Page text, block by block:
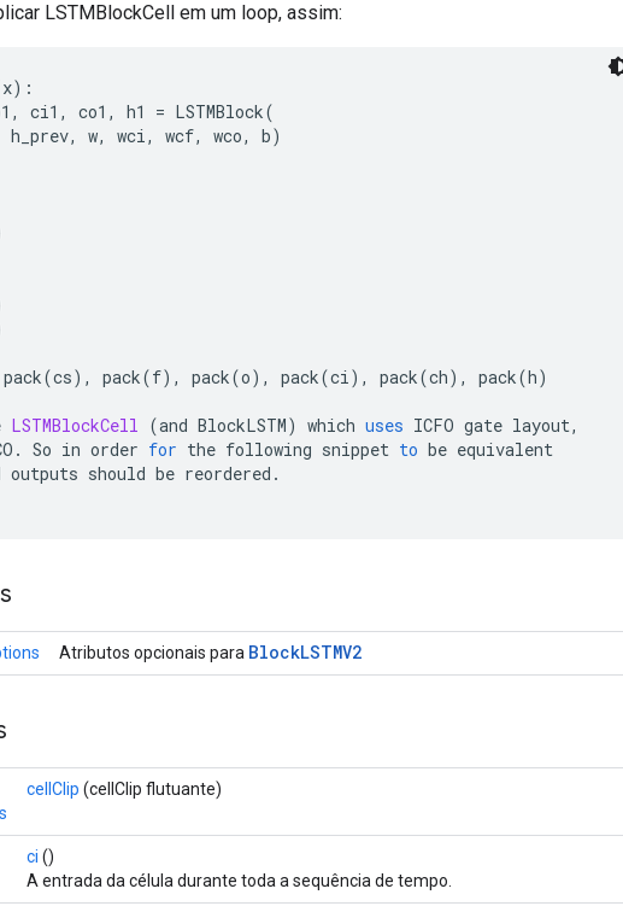
LSTMBlockCell em um loop, assim:
x):
, ci1 , co1 , h1 = LSTMBlock(
h_prev, w, wci, wcf, wco, b)
pack(cs), pack(f), pack(o), pack(ci), pack(ch), pack(h)
LSTMBlockCell (and BlockLSTM) which uses ICFO gate layout,
. So in order for the following snippet to be equivalent
outputs should be reordered .
Atributos opcionais para BlockLSTMV2
cellClip (cellClip flutuante)
ci ()
A entrada da célula durante toda a sequência de tempo.